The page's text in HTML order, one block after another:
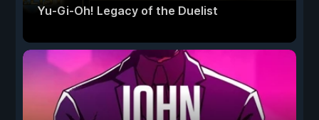
Yu-Gi-Oh! Legacy of the Duelist